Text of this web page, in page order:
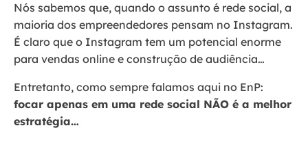
Nós sabemos que, quando o assunto é rede social, a
maioria dos empreendedores pensam no Instagram.
É claro que o Instagram tem um potencial enorme
para vendas online e construção de audiência…
Entretanto, como sempre falamos aqui no EnP:
focar apenas em uma rede social NÃO é a melhor
estratégia…